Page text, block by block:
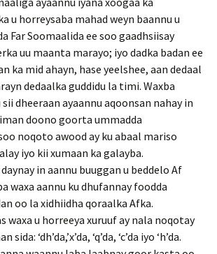
u horreysaba mahad weyn baannu u
Far Soomaalida ee soo gaadhsiisay
uu maanta marayo; iyo dadka badan ee
ka mid ahayn, hase yeelshee, aan dedaal
dedaalka guddidu la timi. Waxba
dheeraan ayaannu aqoonsan nahay in
doono goorta ummadda
noqoto awood ay ku abaal mariso
iyo kii xumaan ka galayba.
in aannu buuggan u beddelo Af
waxa aannu ku dhufannay foodda
oo la xidhiidha qoraalka Afka.
waxa u horreeya xuruuf ay nala noqotay
‘dh’da,’x’da, ‘q’da, ‘c’da iyo ‘h’da.